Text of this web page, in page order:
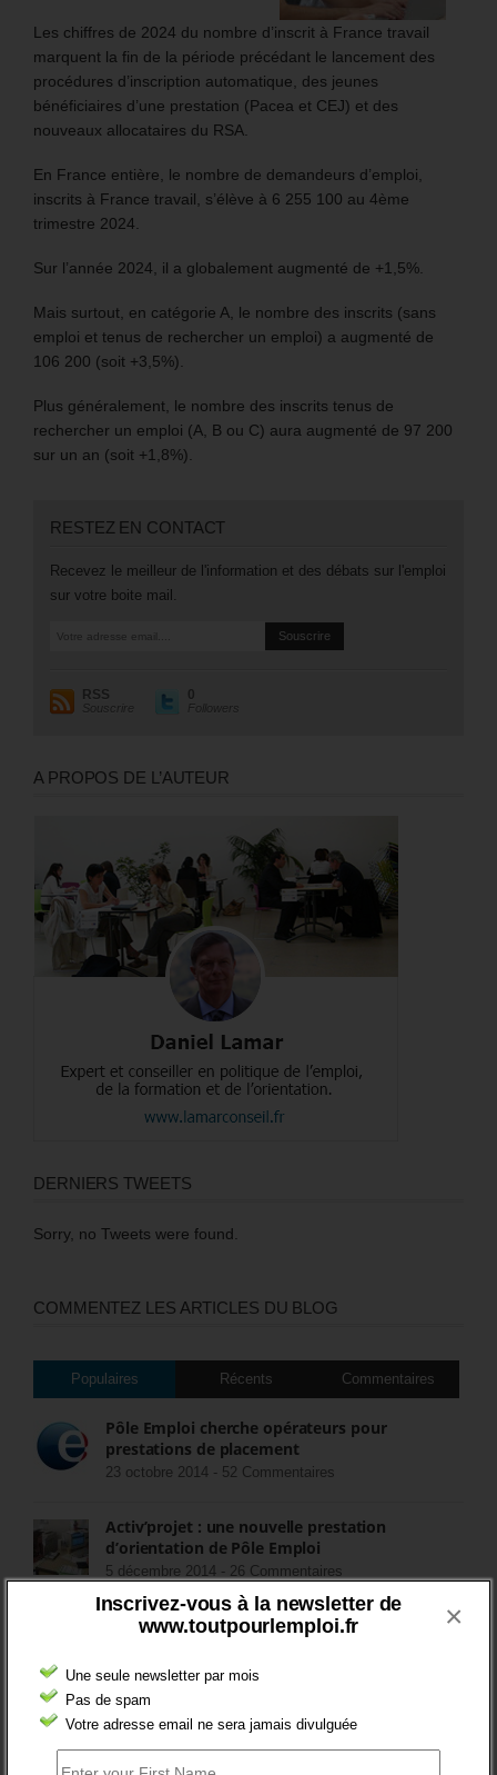
Inscrivez-vous à la newsletter de
www.toutpourlemploi.fr
Une seule newsletter par mois
Pas de spam
Votre adresse email ne sera jamais divulguée
×
Les chiffres de 2024 du nombre d’inscrit à France travail
marquent la fin de la période précédant le lancement des
procédures d’inscription automatique, des jeunes
bénéficiaires d’une prestation (Pacea et CEJ) et des
nouveaux allocataires du RSA.
En France entière, le nombre de demandeurs d’emploi,
inscrits à France travail, s’élève à 6 255 100 au 4ème
trimestre 2024.
Sur l’année 2024, il a globalement augmenté de +1,5%.
Mais surtout, en catégorie A, le nombre des inscrits (sans
emploi et tenus de rechercher un emploi) a augmenté de
106 200 (soit +3,5%).
Plus généralement, le nombre des inscrits tenus de
rechercher un emploi (A, B ou C) aura augmenté de 97 200
sur un an (soit +1,8%).
RESTEZ EN CONTACT
Recevez le meilleur de l'information et des débats sur l'emploi
sur votre boite mail.
RSS
Souscrire
0
Followers
A PROPOS DE L’AUTEUR
DERNIERS TWEETS
Sorry, no Tweets were found.
COMMENTEZ LES ARTICLES DU BLOG
Populaires Récents Commentaires
Pôle Emploi cherche opérateurs pour
prestations de placement
23 octobre 2014 - 52 Commentaires
Activ’projet : une nouvelle prestation
d’orientation de Pôle Emploi
5 décembre 2014 - 26 Commentaires
FIN DES ASS POUR LES CHÔMEURS
Quel avenir pour les contrats aidés au second
semestre 2017, et après ?